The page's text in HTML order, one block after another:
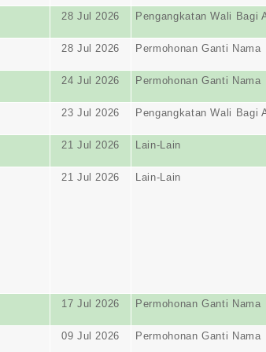
28 Jul 2026 Pengangkatan Wali Bagi
28 Jul 2026 Permohonan Ganti Nama
24 Jul 2026 Permohonan Ganti Nama
23 Jul 2026 Pengangkatan Wali Bagi
21 Jul 2026 Lain-Lain
21 Jul 2026 Lain-Lain
17 Jul 2026 Permohonan Ganti Nama
09 Jul 2026 Permohonan Ganti Nama